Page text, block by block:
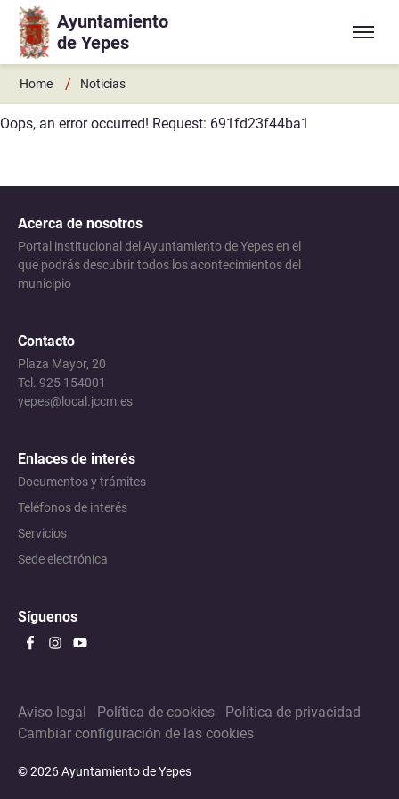
Ir a contenido principal
Ayuntamiento
de Yepes
Home / Noticias
Oops, an error occurred! Request: 691fd23f44ba1
Acerca de nosotros
Portal institucional del Ayuntamiento de Yepes en el
que podrás descubrir todos los acontecimientos del
municipio
Contacto
Plaza Mayor, 20
Tel. 925 154001
yepes@local.jccm.es
Enlaces de interés
Documentos y trámites
Teléfonos de interés
Servicios
Sede electrónica
Síguenos
Aviso legal Política de cookies
Política de privacidad
Cambiar configuración de las cookies
© 2026 Ayuntamiento de Yepes